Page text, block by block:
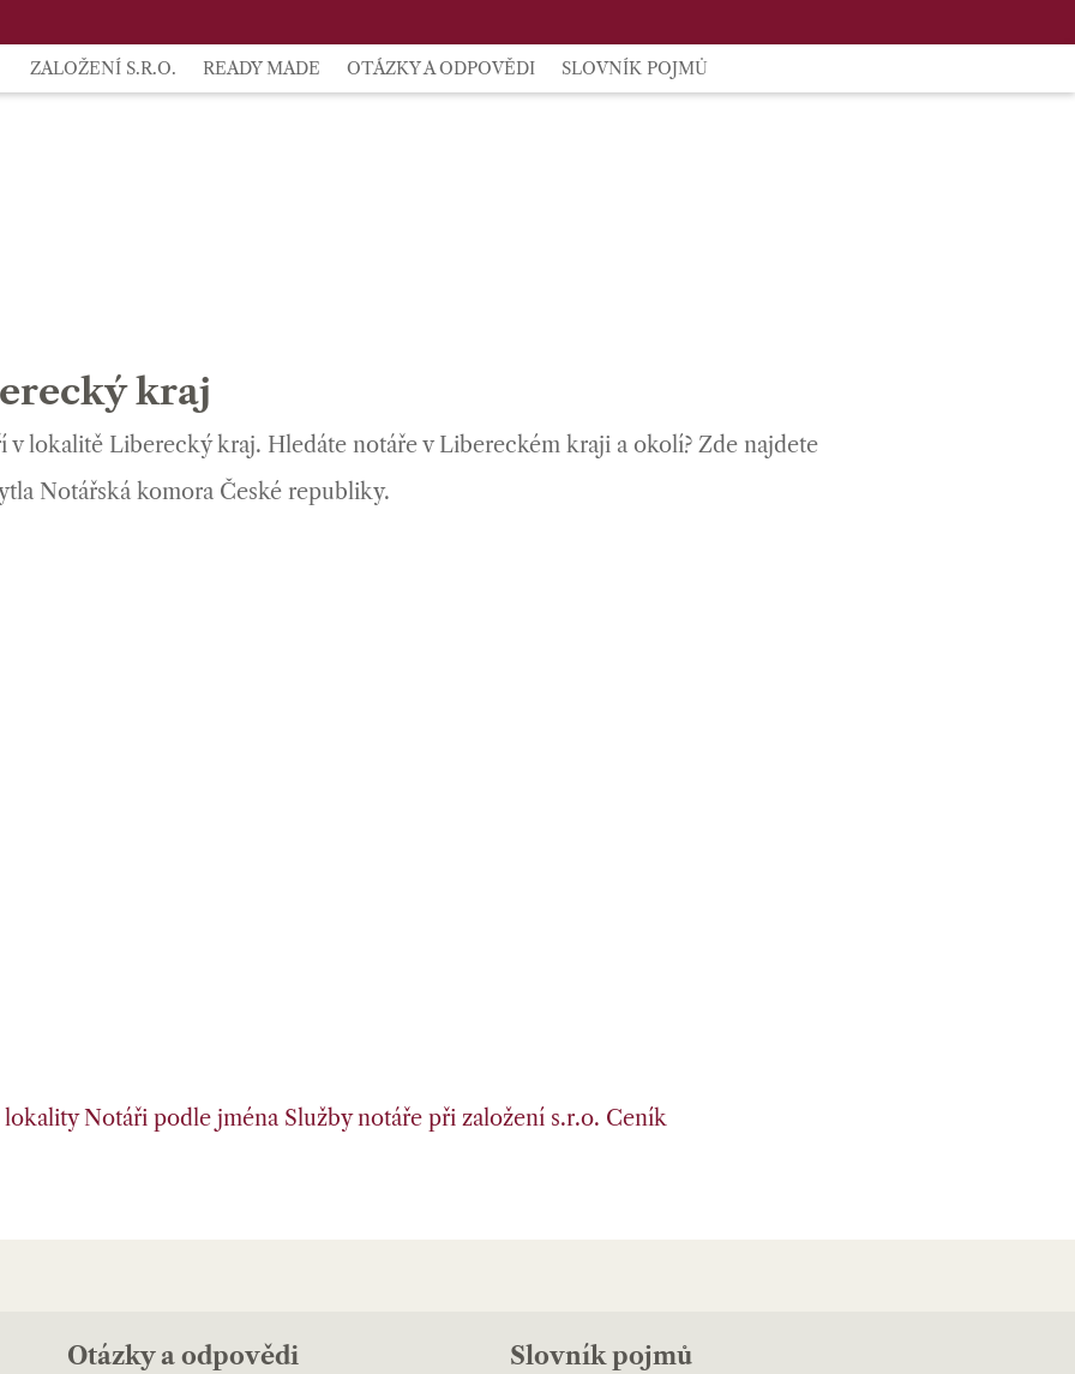
ZALOŽENÍ S.R.O. READY MADE OTÁZKY A ODPOVĚDI SLOVNÍK POJMŮ
kraj
v lokalitě Liberecký kraj. Hledáte notáře v Libereckém kraji a okolí? Zde najdete
Notářská komora České republiky.
Notáři podle jména Služby notáře při založení s.r.o. Ceník
Otázky a odpovědi Slovník pojmů